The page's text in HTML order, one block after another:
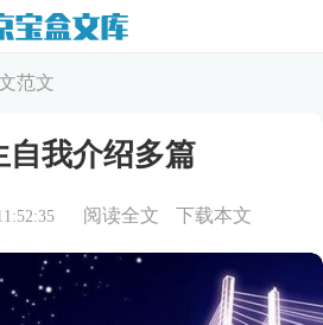
范文
自我介绍多篇
阅读全文 下载本文